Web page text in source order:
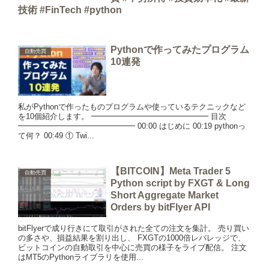
技術 #FinTech #python
自動売買
Pythonで作ってみたプログラム
10連発
私がPythonで作ったものプログラムや使っているテクニックなど
を10個紹介します。 ━━━━━━━━━━━━━━━ 目次
━━━━━━━━━━━━━━━ 00:00 はじめに 00:19 pythonっ
て何？ 00:49 ① Twi...
自動売買
【BITCOIN】Meta Trader 5
Python script by FXGT & Long
Short Aggregate Market
Orders by bitFlyer API
bitFlyerで成り行きにて取引がされた全ての注文を集計。 売り買い
の多さや、損益結果を割り出し、 FXGTの1000倍レバレッジで、
ビットコインの自動取引を中心に売買の様子をライブ配信。 注文
はMT5のPythonライブラリを使用...